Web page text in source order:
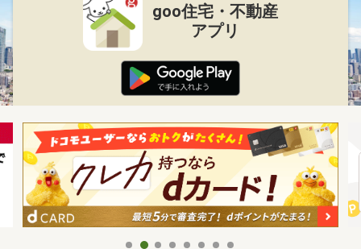
goo住宅・不動産
アプリ